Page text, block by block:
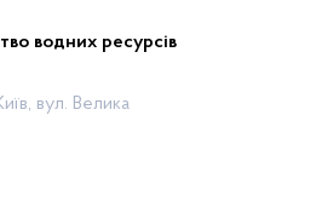
водних ресурсів
вул. Велика